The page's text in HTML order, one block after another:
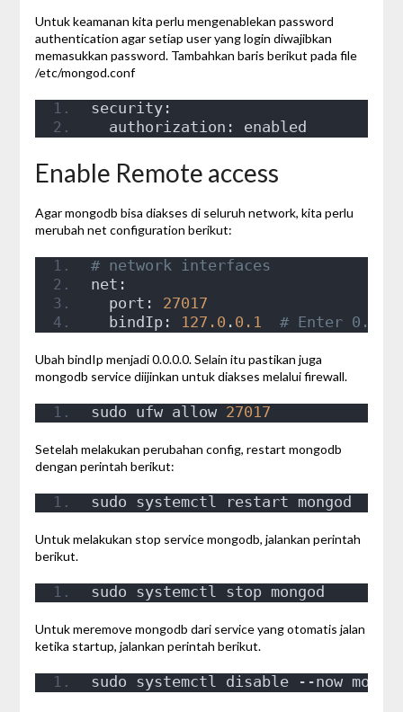
Untuk keamanan kita perlu mengenablekan password
authentication agar setiap user yang login diwajibkan
memasukkan password. Tambahkan baris berikut pada file
/etc/mongod.conf
security:
  authorization: enabled
Enable Remote access
Agar mongodb bisa diakses di seluruh network, kita perlu
merubah net configuration berikut:
# network interfaces
net:
  port:
27017
  bindIp:
127.0 . 0.1 # Enter
Ubah bindIp menjadi 0.0.0.0. Selain itu pastikan juga
mongodb service diijinkan untuk diakses melalui firewall.
sudo ufw allow 27017
Setelah melakukan perubahan config, restart mongodb
dengan perintah berikut:
sudo systemctl restart mongod
Untuk melakukan stop service mongodb, jalankan perintah
berikut.
sudo systemctl stop mongod
Untuk meremove mongodb dari service yang otomatis jalan
ketika startup, jalankan perintah berikut.
sudo systemctl disable --now